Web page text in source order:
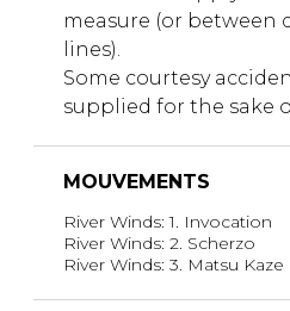
measure (or between
lines).
Some courtesy
supplied for the sake
MOUVEMENTS
River Winds: 1. Invocation
River Winds: 2. Scherzo
River Winds: 3. Matsu Kaze